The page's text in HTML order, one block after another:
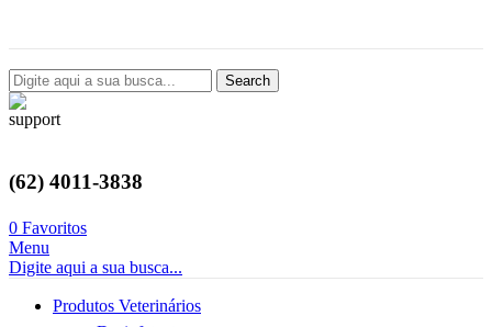
Search
(62) 4011-3838
0 Favoritos
Menu
Digite aqui a sua busca...
Produtos Veterinários